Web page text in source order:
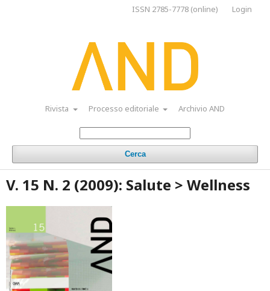
Rivista Processo editoriale Archivio AND
Cerca
ISSN 2785-7778 (online) Login
V. 15 N. 2 (2009): Salute > Wellness